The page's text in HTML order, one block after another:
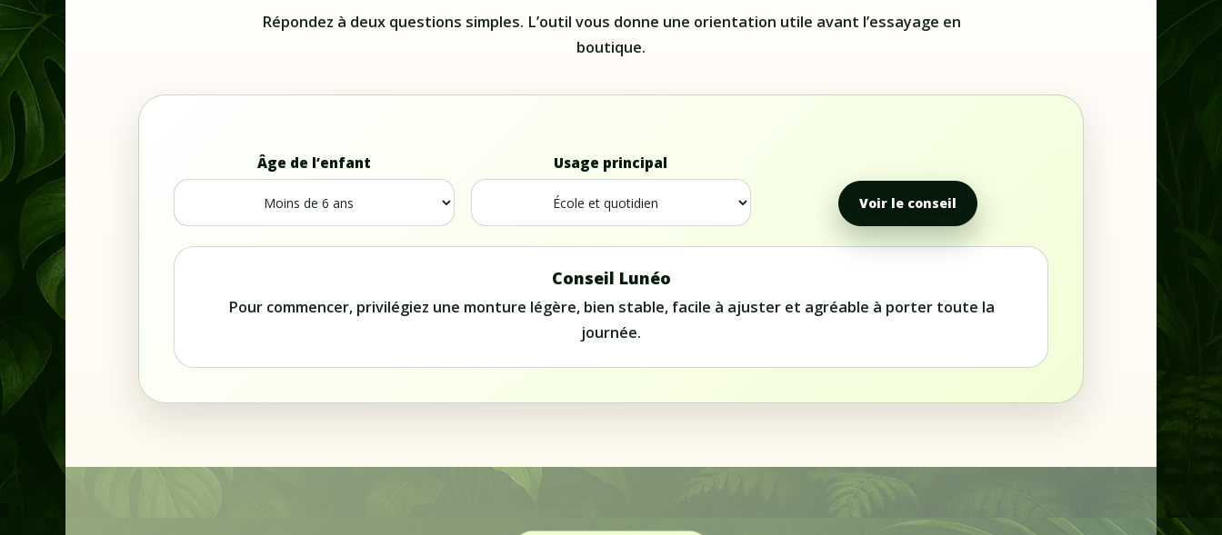
Répondez à deux questions simples. L’outil vous donne une orientation utile avant l’essayage en
boutique.
Âge de l’enfant Usage principal
Voir le conseil
Conseil Lunéo
Pour commencer, privilégiez une monture légère, bien stable, facile à ajuster et agréable à porter toute la
journée.